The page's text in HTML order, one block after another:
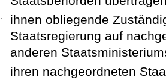
ihnen obliegende
Staatsregierung auf
anderen
ihren nachgeordneten